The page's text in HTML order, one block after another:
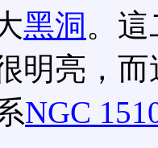
黑洞 。
明亮，
NGC